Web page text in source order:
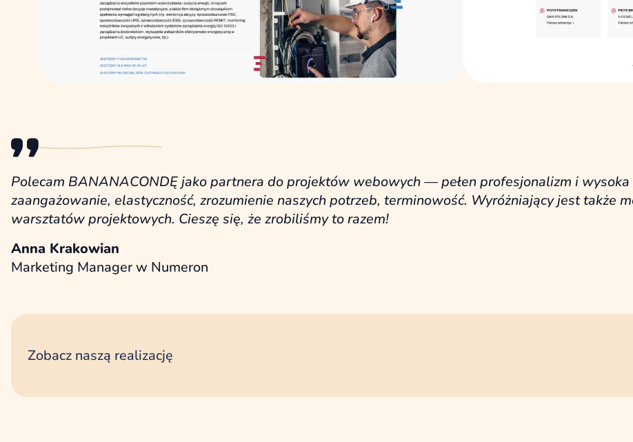
Polecam BANANACONDĘ jako partnera do projektów webowych — pełen profesjonalizm i wysoka
zaangażowanie, elastyczność, zrozumienie naszych potrzeb, terminowość. Wyróżniający jest także
warsztatów projektowych. Cieszę się, że zrobiliśmy to razem!
Anna Krakowian
Marketing Manager w Numeron
Zobacz naszą realizację